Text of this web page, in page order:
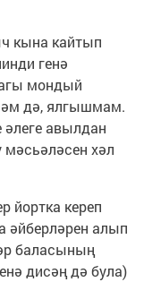
кына кайтып
генә
мондый
дә, ялгышмам.
әлеге авылдан
хәл
йортка кереп
әйберләрен алып
баласының
дисәң дә була)